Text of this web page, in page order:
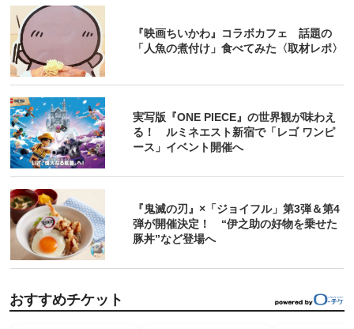
『映画ちいかわ』コラボカフェ 話題の
「人魚の煮付け」食べてみた〈取材レポ〉
実写版『ONE PIECE』の世界観が味わえ
る！ ルミネエスト新宿で「レゴ ワンピ
ース」イベント開催へ
『鬼滅の刃』×「ジョイフル」第3弾＆第4
弾が開催決定！ “伊之助の好物を乗せた
豚丼”など登場へ
おすすめチケット